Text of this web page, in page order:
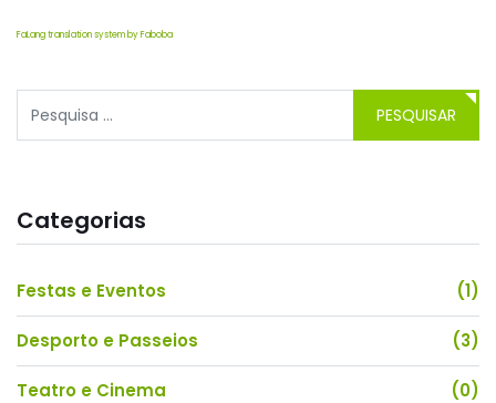
PESQUISAR
Categorias
Festas e Eventos (1)
Desporto e Passeios (3)
Teatro e Cinema (0)
FaLang translation system by Faboba